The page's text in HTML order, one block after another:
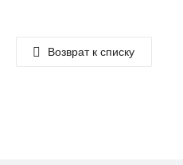
Возврат к списку